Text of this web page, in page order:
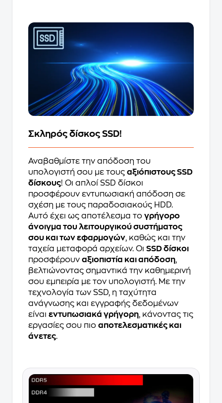
Σκληρός δίσκος SSD!
Αναβαθμίστε την απόδοση του
υπολογιστή σου με τους αξιόπιστους SSD
δίσκους! Οι απλοί SSD δίσκοι
προσφέρουν εντυπωσιακή απόδοση σε
σχέση με τους παραδοσιακούς HDD.
Αυτό έχει ως αποτέλεσμα το γρήγορο
άνοιγμα του λειτουργικού συστήματος
σου και των εφαρμογών, καθώς και την
ταχεία μεταφορά αρχείων. Οι SSD δίσκοι
προσφέρουν αξιοπιστία και απόδοση,
βελτιώνοντας σημαντικά την καθημερινή
σου εμπειρία με τον υπολογιστή. Με την
τεχνολογία των SSD, η ταχύτητα
ανάγνωσης και εγγραφής δεδομένων
είναι εντυπωσιακά γρήγορη, κάνοντας τις
εργασίες σου πιο αποτελεσματικές και
άνετες.